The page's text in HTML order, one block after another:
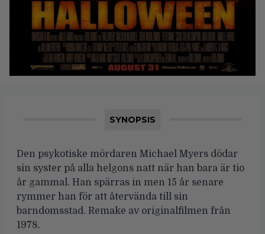
SYNOPSIS
Den psykotiske mördaren Michael Myers dödar
sin syster på alla helgons natt när han bara är tio
år gammal. Han spärras in men 15 år senare
rymmer han för att återvända till sin
barndomsstad. Remake av originalfilmen från
1978.